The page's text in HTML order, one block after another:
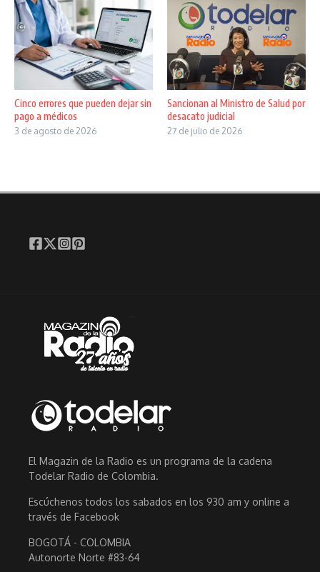
Cinco errores que pueden dejar sin
pago a médicos
3 de agosto de 2026
Sancionan al Ministro de Salud por
desacato judicial
27 de julio de 2026
El Magazin de la Radio es un programa de la cadena
Todelar Radio de Colombia.
Escúchenos todos los sabados en los 930 am y online a
través de Facebook
BOGOTÁ - COLOMBIA
Autonorte Norte #83-64